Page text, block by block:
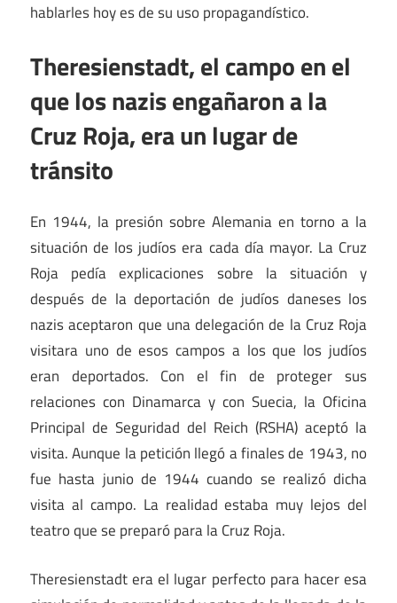
hablarles hoy es de su uso propagandístico.
Theresienstadt, el campo en el
que los nazis engañaron a la
Cruz Roja, era un lugar de
tránsito
En 1944, la presión sobre Alemania en torno a la
situación de los judíos era cada día mayor. La Cruz
Roja pedía explicaciones sobre la situación y
después de la deportación de judíos daneses los
nazis aceptaron que una delegación de la Cruz Roja
visitara uno de esos campos a los que los judíos
eran deportados. Con el fin de proteger sus
relaciones con Dinamarca y con Suecia, la Oficina
Principal de Seguridad del Reich (RSHA) aceptó la
visita. Aunque la petición llegó a finales de 1943, no
fue hasta junio de 1944 cuando se realizó dicha
visita al campo. La realidad estaba muy lejos del
teatro que se preparó para la Cruz Roja.
Theresienstadt era el lugar perfecto para hacer esa